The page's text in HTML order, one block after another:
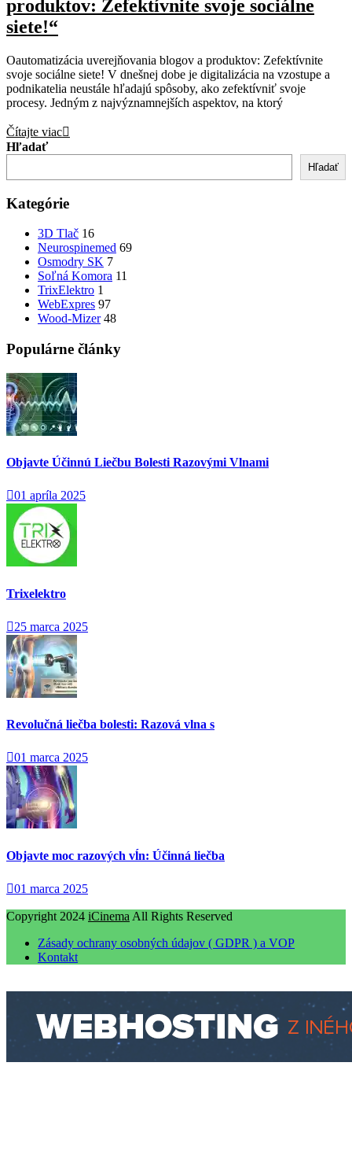
produktov: Zefektívnite svoje sociálne
siete!“
Oautomatizácia uverejňovania blogov a produktov: Zefektívnite
svoje sociálne siete! V dnešnej dobe je digitalizácia na vzostupe a
podnikatelia neustále hľadajú spôsoby, ako zefektívniť svoje
procesy. Jedným z najvýznamnejších aspektov, na ktorý
Čítajte viac
Hľadať
Hľadať
Kategórie
3D Tlač 16
Neurospinemed 69
Osmodry SK 7
Soľná Komora 11
TrixElektro 1
WebExpres 97
Wood-Mizer 48
Populárne články
Objavte Účinnú Liečbu Bolesti Razovými Vlnami
01 apríla 2025
Trixelektro
25 marca 2025
Revolučná liečba bolesti: Razová vlna s
01 marca 2025
Objavte moc razových vĺn: Účinná liečba
01 marca 2025
Copyright 2024 iCinema All Rights Reserved
Zásady ochrany osobných údajov ( GDPR ) a VOP
Kontakt